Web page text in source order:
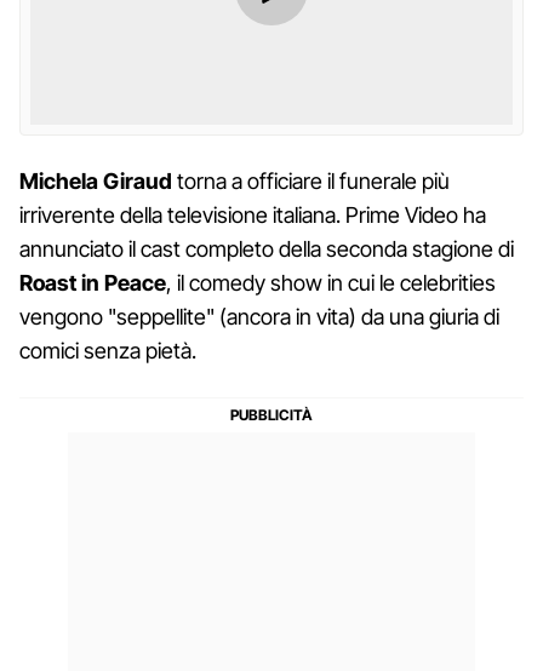
MichelaGiraud torna a officiare il funerale più
irriverente della televisione italiana. Prime Video ha
annunciato il cast completo della seconda stagione di
Roast in Peace, il comedy show in cui le celebrities
vengono "seppellite" (ancora in vita) da una giuria di
comici senza pietà.